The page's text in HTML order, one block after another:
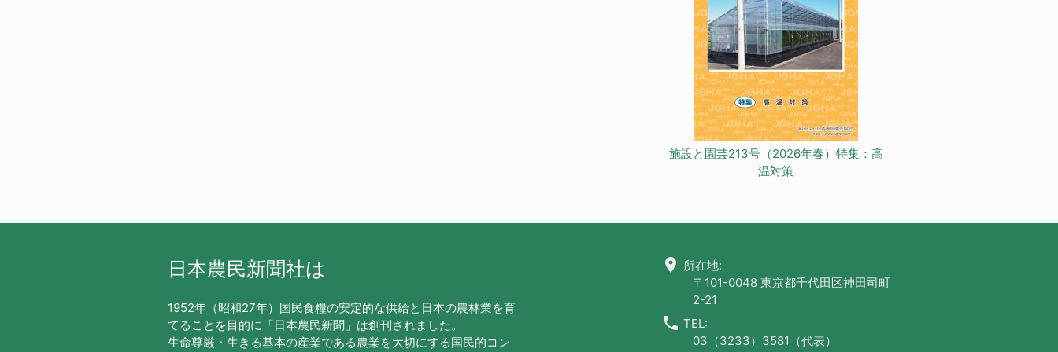
施設と園芸213号（2026年春）特集：高
温対策
日本農民新聞社は
1952年（昭和27年）国民食糧の安定的な供給と日本の農林業を育
てることを目的に「日本農民新聞」は創刊されました。
生命尊厳・生きる基本の産業である農業を大切にする国民的コン
location_on 所在地:
〒101-0048 東京都千代田区神田司町
2-21
call TEL:
03（3233）3581（代表）